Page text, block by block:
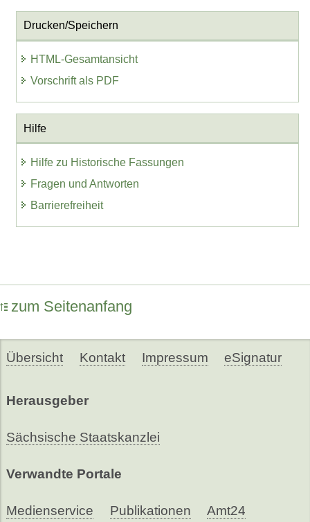
Drucken/Speichern
HTML-Gesamtansicht
Vorschrift als PDF
Hilfe
Hilfe zu Historische Fassungen
Fragen und Antworten
Barrierefreiheit
zum Seitenanfang
Übersicht Kontakt Impressum eSignatur
Herausgeber
Sächsische Staatskanzlei
Verwandte Portale
Medienservice Publikationen Amt24